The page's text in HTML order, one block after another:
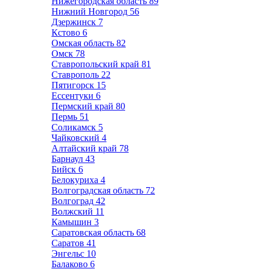
Нижний Новгород 56
Дзержинск 7
Кстово 6
Омская область 82
Омск 78
Ставропольский край 81
Ставрополь 22
Пятигорск 15
Ессентуки 6
Пермский край 80
Пермь 51
Соликамск 5
Чайковский 4
Алтайский край 78
Барнаул 43
Бийск 6
Белокуриха 4
Волгоградская область 72
Волгоград 42
Волжский 11
Камышин 3
Саратовская область 68
Саратов 41
Энгельс 10
Балаково 6